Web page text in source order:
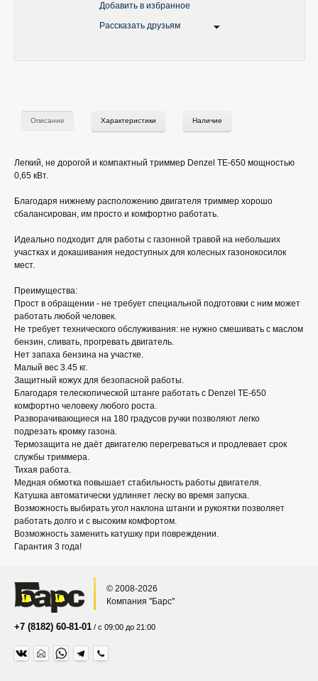
Добавить в избранное
Рассказать друзьям
Описание Характеристики Наличие
Легкий, не дорогой и компактный триммер Denzel TE-650 мощностью
0,65 кВт.
Благодаря нижнему расположению двигателя триммер хорошо
сбалансирован, им просто и комфортно работать.
Идеально подходит для работы с газонной травой на небольших
участках и докашивания недоступных для колесных газонокосилок
мест.
Преимущества:
Прост в обращении - не требует специальной подготовки с ним может
работать любой человек.
Не требует технического обслуживания: не нужно смешивать с маслом
бензин, сливать, прогревать двигатель.
Нет запаха бензина на участке.
Малый вес 3.45 кг.
Защитный кожух для безопасной работы.
Благодаря телескопической штанге работать с Denzel TE-650
комфортно человеку любого роста.
Разворачивающиеся на 180 градусов ручки позволяют легко
подрезать кромку газона.
Термозащита не даёт двигателю перегреваться и продлевает срок
службы триммера.
Тихая работа.
Медная обмотка повышает стабильность работы двигателя.
Катушка автоматически удлиняет леску во время запуска.
Возможность выбирать угол наклона штанги и рукоятки позволяет
работать долго и с высоким комфортом.
Возможность заменить катушку при повреждении.
Гарантия 3 года!
© 2008-2026
Компания "Барс"
+7 (8182) 60-81-01 / с 09:00 до 21:00